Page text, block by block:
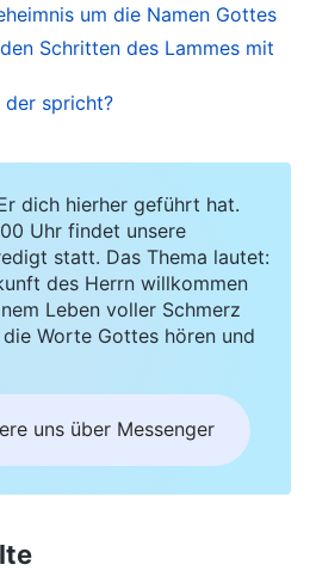
Link ich klickte, aber zu
erschien dieser Satz:
Gericht ist das Licht der
die Website geladen hatte,
das sowohl angenehm
anregte:
Gericht ist das Licht der
Ein Teil des Liedtexts
Mensch in seinem Leben
Änderungen in seiner
möchte, wenn er ein
möchte, dann muss er
um die Namen Gottes
Schritten des Lammes mit
der spricht?
dich hierher geführt hat.
Uhr findet unsere
statt. Das Thema lautet:
des Herrn willkommen
Leben voller Schmerz
Worte Gottes hören und
uns über Messenger